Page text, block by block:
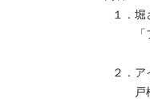
１．堀
「ファ
２．ア
戸松さ